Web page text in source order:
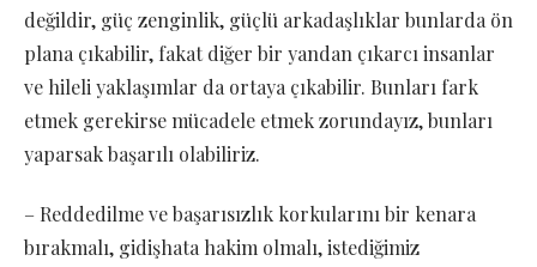
değildir, güç zenginlik, güçlü arkadaşlıklar bunlarda ön
plana çıkabilir, fakat diğer bir yandan çıkarcı insanlar
ve hileli yaklaşımlar da ortaya çıkabilir. Bunları fark
etmek gerekirse mücadele etmek zorundayız, bunları
yaparsak başarılı olabiliriz.
– Reddedilme ve başarısızlık korkularını bir kenara
bırakmalı, gidişhata hakim olmalı, istediğimiz